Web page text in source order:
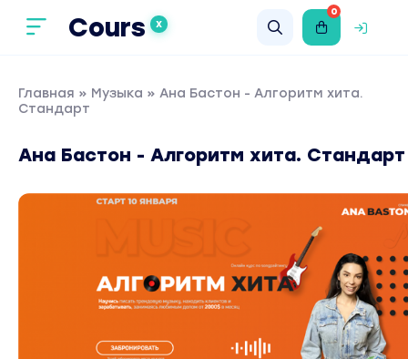
Cours X
0
Главная » Музыка » Ана Бастон - Алгоритм хита.
Стандарт
Ана Бастон - Алгоритм хита. Стандарт